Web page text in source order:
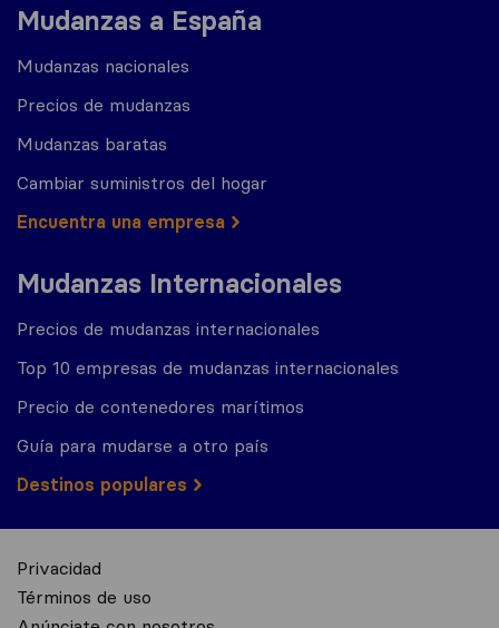
Mudanzas a España
Mudanzas nacionales
Precios de mudanzas
Mudanzas baratas
Cambiar suministros del hogar
Encuentra una empresa
Mudanzas Internacionales
Precios de mudanzas internacionales
Top 10 empresas de mudanzas internacionales
Precio de contenedores marítimos
Guía para mudarse a otro país
Destinos populares
Privacidad
Términos de uso